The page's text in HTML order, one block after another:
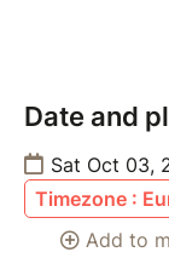
Date and
Sat Oct 03,
Timezone :
Add to